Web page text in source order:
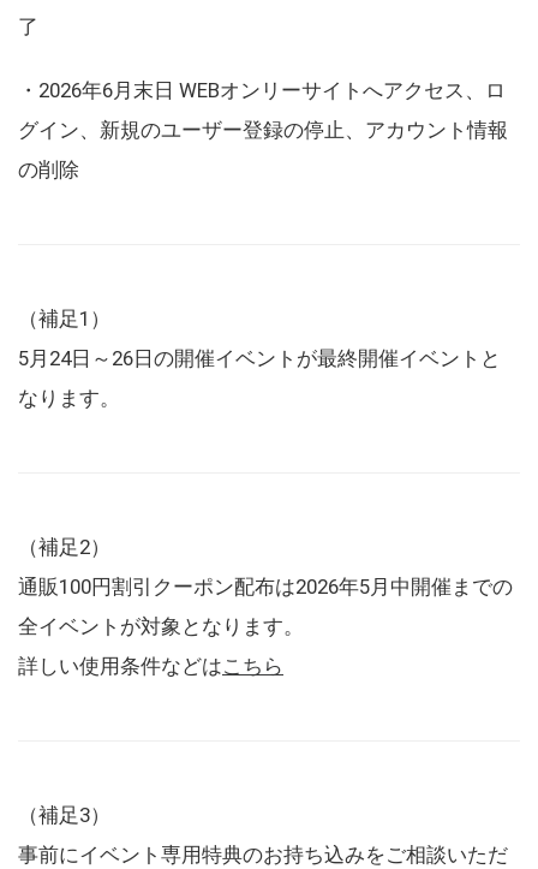
了
・2026年6月末日 WEBオンリーサイトへアクセス、ロ
グイン、新規のユーザー登録の停止、アカウント情報
の削除
（補足1）
5月24日～26日の開催イベントが最終開催イベントと
なります。
（補足2）
通販100円割引クーポン配布は2026年5月中開催までの
全イベントが対象となります。
詳しい使用条件などはこちら
（補足3）
事前にイベント専用特典のお持ち込みをご相談いただ